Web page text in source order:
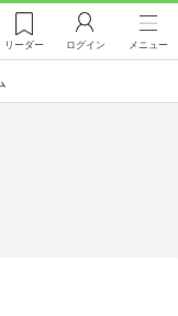
リーダー ログイン メニュー